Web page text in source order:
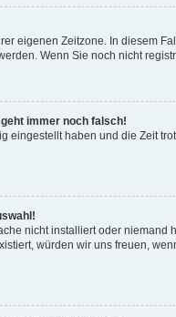
eigenen Zeitzone. In diesem
Wenn Sie noch nicht
immer noch falsch!
eingestellt haben und die Zeit
nicht installiert oder
würden wir uns freuen,